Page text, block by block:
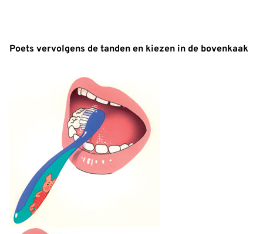
Poets vervolgens de tanden en kiezen in de bovenkaak